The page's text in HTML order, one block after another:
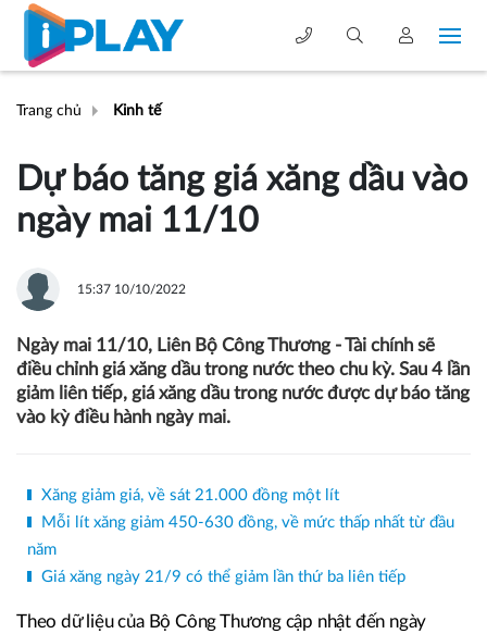
Trang chủ Kinh tế
Dự báo tăng giá xăng dầu vào
ngày mai 11/10
15:37 10/10/2022
Ngày mai 11/10, Liên Bộ Công Thương - Tài chính sẽ
điều chỉnh giá xăng dầu trong nước theo chu kỳ. Sau 4 lần
giảm liên tiếp, giá xăng dầu trong nước được dự báo tăng
vào kỳ điều hành ngày mai.
Xăng giảm giá, về sát 21.000 đồng một lít
Mỗi lít xăng giảm 450-630 đồng, về mức thấp nhất từ đầu
năm
Giá xăng ngày 21/9 có thể giảm lần thứ ba liên tiếp
Theo dữ liệu của Bộ Công Thương cập nhật đến ngày